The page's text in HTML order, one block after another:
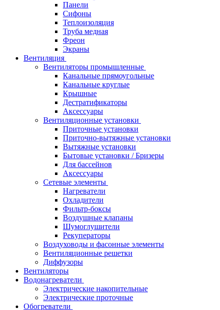
Панели
Сифоны
Теплоизоляция
Труба медная
Фреон
Экраны
Вентиляция
Вентиляторы промышленные
Канальные прямоугольные
Канальные круглые
Крышные
Дестратификаторы
Аксессуары
Вентиляционные установки
Приточные установки
Приточно-вытяжные установки
Вытяжные установки
Бытовые установки / Бризеры
Для бассейнов
Аксессуары
Сетевые элементы
Нагреватели
Охладители
Фильтр-боксы
Воздушные клапаны
Шумоглушители
Рекуператоры
Воздуховоды и фасонные элементы
Вентиляционные решетки
Диффузоры
Вентиляторы
Водонагреватели
Электрические накопительные
Электрические проточные
Обогреватели